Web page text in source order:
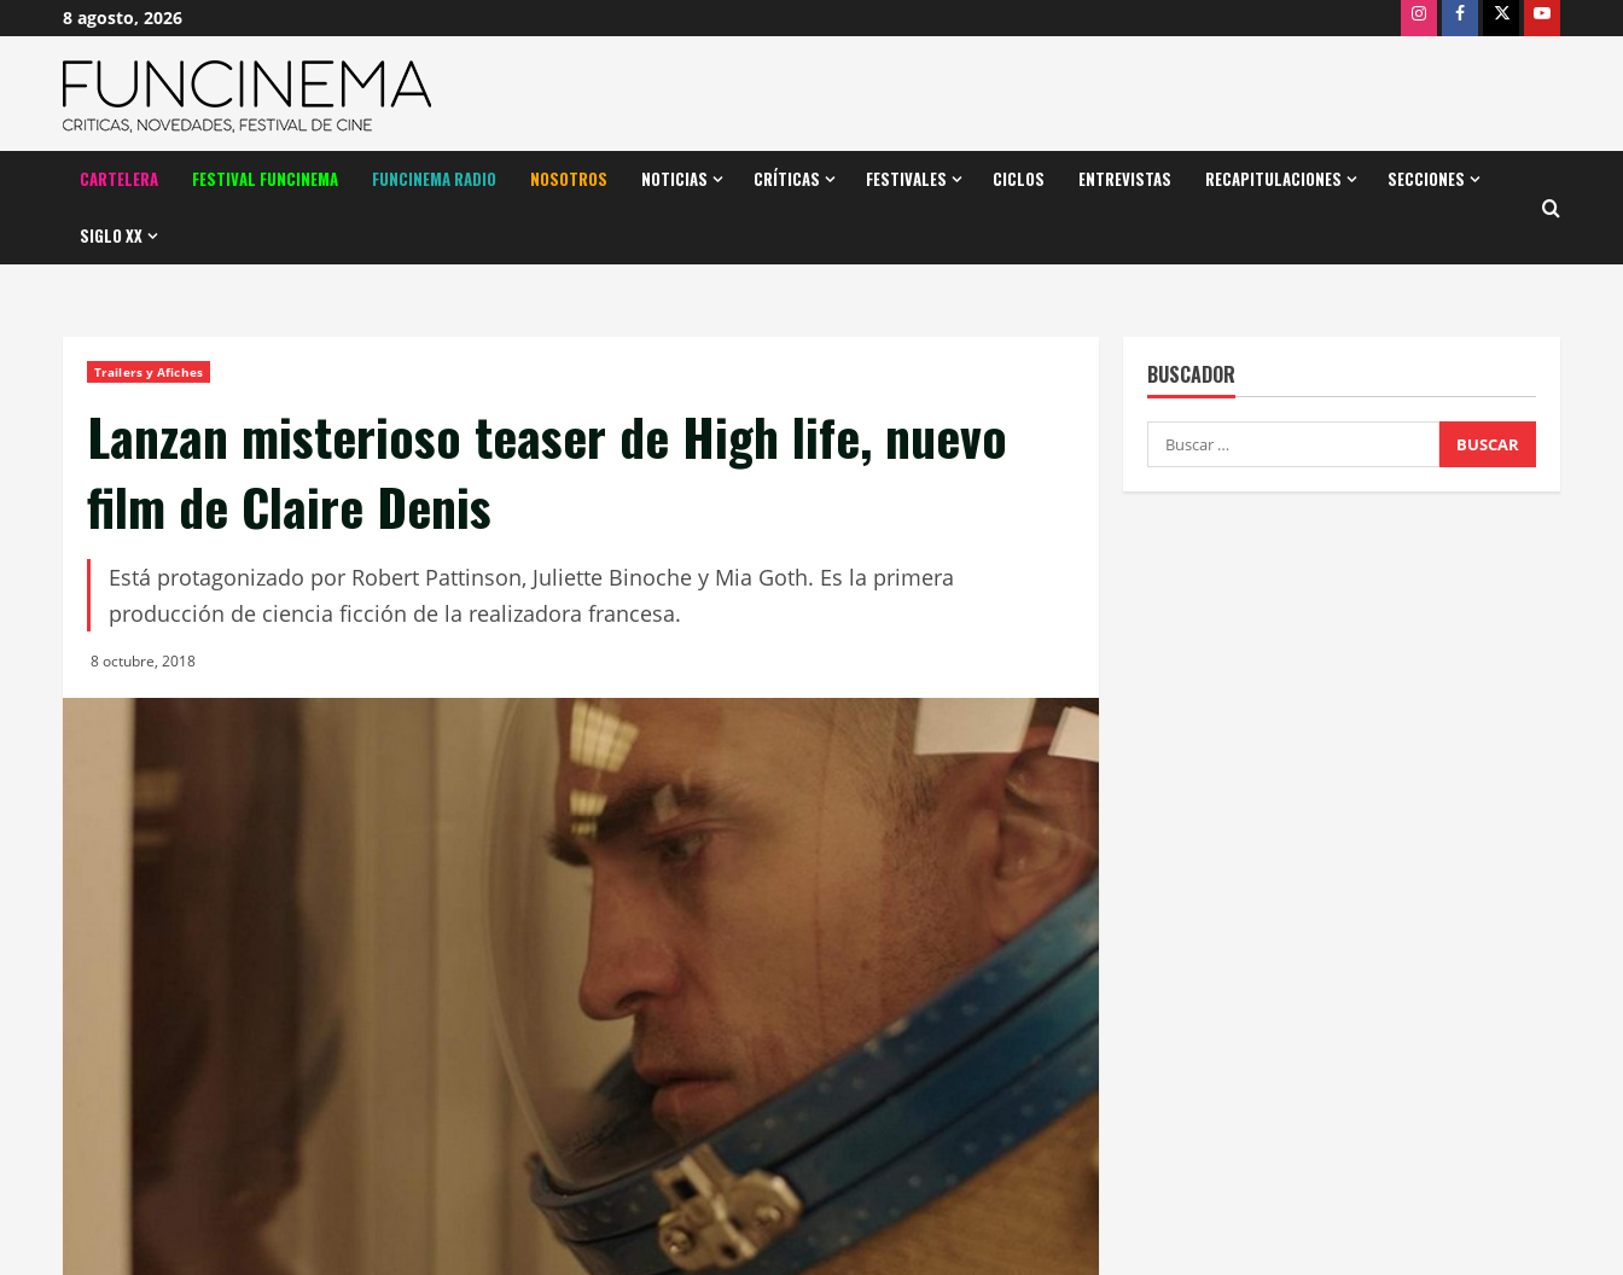
contenido
8 agosto, 2026 InstagramFacebook
X Youtube
CARTELERA FESTIVAL FUNCINEMA FUNCINEMA RADIO NOSOTROS NOTICIAS CRÍTICAS FESTIVALES CICLOS ENTREVISTAS RECAPITULACIONES SECCIONES
SIGLO XX
Trailers y Afiches
Lanzan misterioso teaser de High life, nuevo
film de Claire Denis
Está protagonizado por Robert Pattinson, Juliette Binoche y Mia Goth. Es la primera
producción de ciencia ficción de la realizadora francesa.
8 octubre, 2018
BUSCADOR
Buscar: